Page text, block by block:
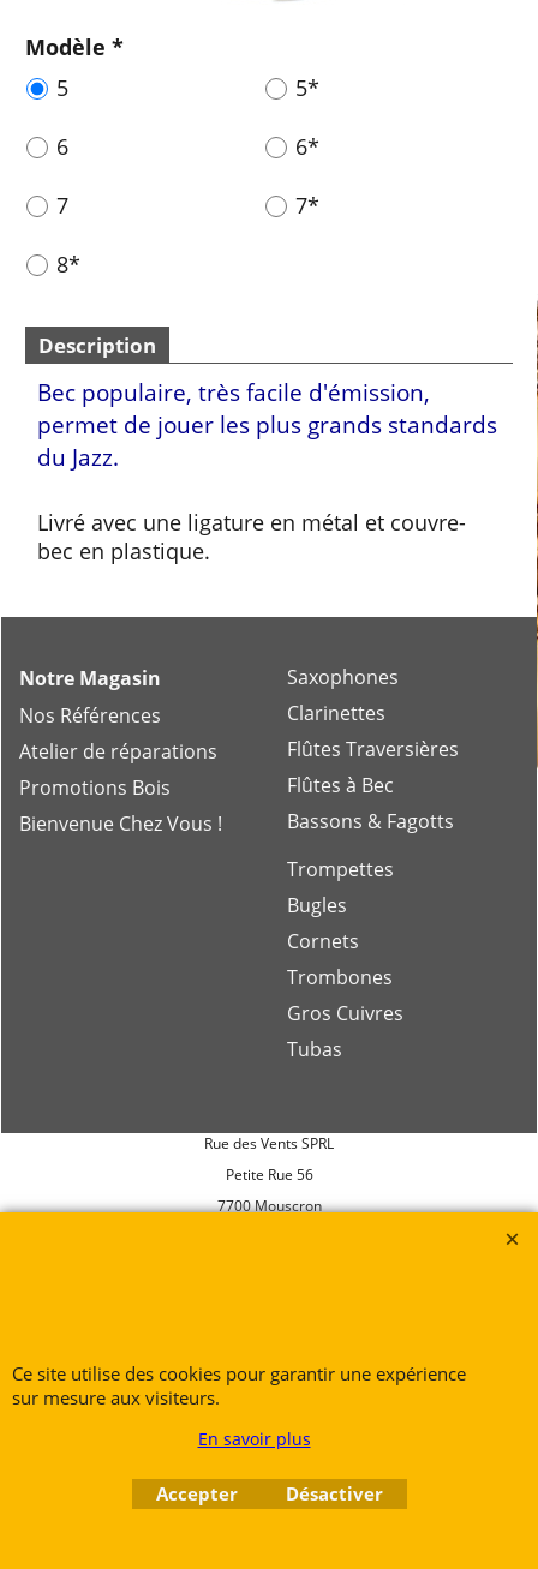
Modèle *
5
5*
6 6*
7 7*
8*
Description
Bec populaire, très facile d'émission,
permet de jouer les plus grands standards
du Jazz.
Livré avec une ligature en métal et couvre-
bec en plastique.
Notre Magasin
Nos Références
Atelier de réparations
Promotions Bois
Bienvenue Chez Vous !
Saxophones
Clarinettes
Flûtes Traversières
Flûtes à Bec
Bassons & Fagotts
Trompettes
Bugles
Cornets
Trombones
Gros Cuivres
Tubas
Rue des Vents SPRL
Petite Rue 56
7700 Mouscron
Boutique en ligne créés
avec le logiciel
eCommerce ShopFactory
Ce site utilise des cookies pour garantir une expérience
sur mesure aux visiteurs.
En savoir plus
Accepter Désactiver